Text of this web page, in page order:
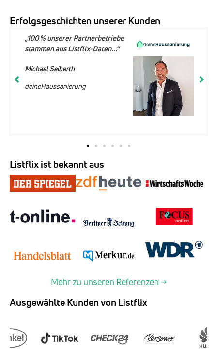
Erfolgsgeschichten unserer Kunden
„100 % unserer Partnerbetriebe
stammen aus Listflix-Daten...“
Michael Seiberth
deineHaussanierung
Listflix ist bekannt aus
Mehr zu unseren Referenzen →
Ausgewählte Kunden von Listflix